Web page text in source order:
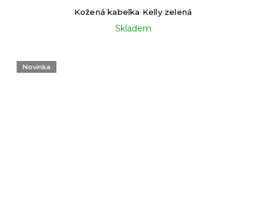
Kožená kabelka Kelly zelená
Skladem
Novinka